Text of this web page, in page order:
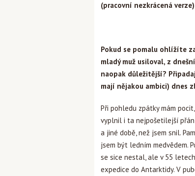
(pracovní nezkrácená verze)
Pokud se pomalu ohlížíte
mladý muž usiloval, z
naopak důležitější?
mají nějakou ambici) dnes
Při pohledu zpátky mám
vyplnil i ta nejpošetilejší
a jiné době, než jsem snil.
jsem být ledním medvědem.
se sice nestal, ale v 55
expedice do Antarktidy. V